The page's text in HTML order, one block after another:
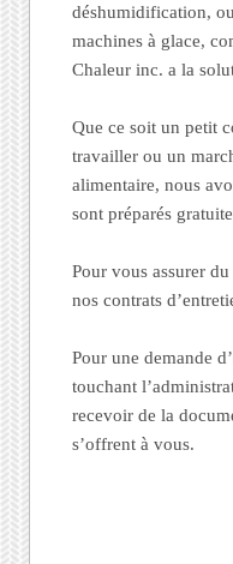
déshumidification,
machines à glace,
Chaleur inc. a la
Que ce soit un petit
travailler ou un
alimentaire, nous
sont préparés
Pour vous assurer
nos contrats
Pour une demande
touchant
recevoir de la
s’offrent à vous.